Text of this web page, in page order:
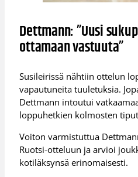
Dettmann: ”Uusi
ottamaan vastuuta”
Susileirissä nähtiin ottelun
vapautuneita tuuletuksia.
Dettmann intoutui
loppuhetkien kolmosten
Voiton varmistuttua
Ruotsi-otteluun ja arvioi
kotiläksynsä erinomaisesti.